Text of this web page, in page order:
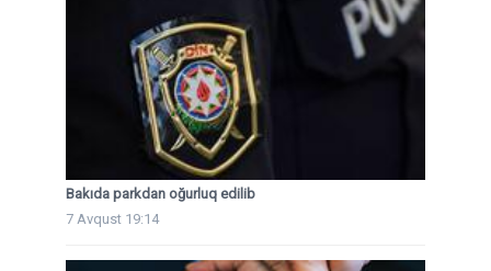
Bakıda parkdan oğurluq edilib
7 Avqust 19:14